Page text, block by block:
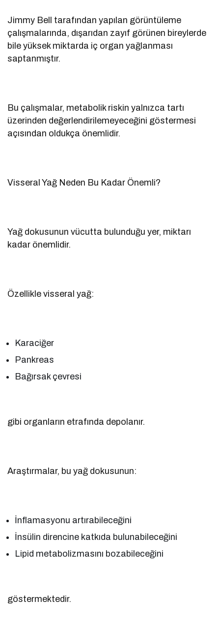
Jimmy Bell tarafından yapılan görüntüleme
çalışmalarında, dışarıdan zayıf görünen bireylerde
bile yüksek miktarda iç organ yağlanması
saptanmıştır.
Bu çalışmalar, metabolik riskin yalnızca tartı
üzerinden değerlendirilemeyeceğini göstermesi
açısından oldukça önemlidir.
Visseral Yağ Neden Bu Kadar Önemli?
Yağ dokusunun vücutta bulunduğu yer, miktarı
kadar önemlidir.
Özellikle visseral yağ:
Karaciğer
Pankreas
Bağırsak çevresi
gibi organların etrafında depolanır.
Araştırmalar, bu yağ dokusunun:
İnflamasyonu artırabileceğini
İnsülin direncine katkıda bulunabileceğini
Lipid metabolizmasını bozabileceğini
göstermektedir.